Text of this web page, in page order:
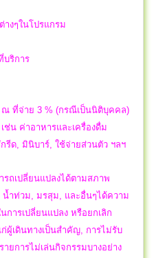
งๆในโปรแกรม
บริการ
ที่จ่าย 3 % (กรณีเป็นนิติบุคคล)
ช่น ค่าอาหารและเครื่องดื่ม
รีด, มินิบาร์, ใช้จ่ายส่วนตัว ฯลฯ
รถเปลี่ยนแปลงได้ตามสภาพ
น้ำท่วม, มรสุม, และอื่นๆได้ความ
การเปลี่ยนแปลง หรือยกเลิก
ผู้เดินทางเป็นสำคัญ, การไม่รับ
ยการไม่เล่นกิจกรรมบางอย่าง